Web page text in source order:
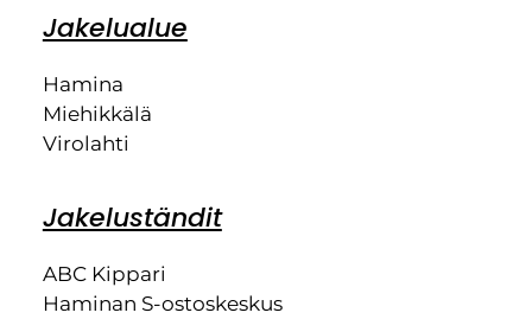
Jakelualue
Hamina
Miehikkälä
Virolahti
Jakeluständit
ABC Kippari
Haminan S-ostoskeskus